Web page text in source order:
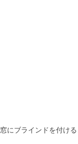
窓にブラインドを付け